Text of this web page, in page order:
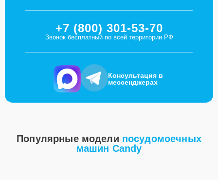
+7 (800) 301-53-70
Звонок бесплатный по всей территории РФ
Консультация в
мессенджерах
Популярные модели посудомоечных
машин Candy